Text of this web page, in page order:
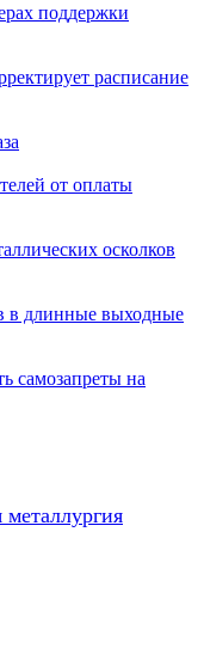
поддержки
расписание
от оплаты
осколков
в длинные выходные
самозапреты на